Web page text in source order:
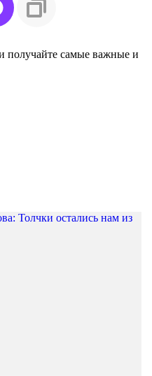
получайте самые важные и